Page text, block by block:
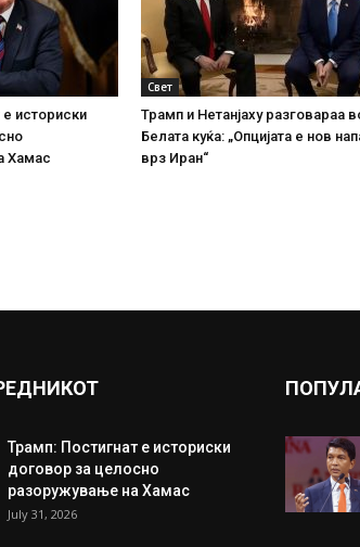
историски
Хамас
Свет
Трамп и Нетанјаху разговараа
Белата куќа: „Опцијата е нов
врз Иран“
Трамп: Постигнат е историски
договор за целосно
разоружување на Хамас
July 31, 2026